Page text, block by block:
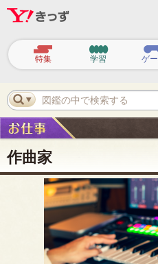
ビ
ゲ
ー
シ
ョ
ン
特集 学習 ゲ
図鑑の中で検索する
作曲家